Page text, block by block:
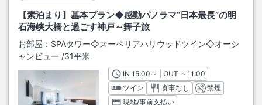
【素泊まり】基本プラン◆感動パノラマ“日本最長”の明
石海峡大橋と過ごす神戸～舞子旅
お部屋： SPAタワー◇スーペリアハリウッドツイン◇オーシ
ャンビュー /31平米
INチェックイン
15:00 ～ | OUT チェックアウト
～11:00
ツイン
食事なし
禁煙
現地/事前支払い